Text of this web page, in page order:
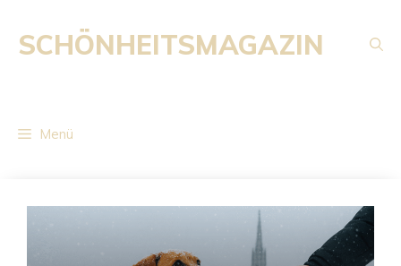
Inhalt
springen
SCHÖNHEITSMAGAZIN
Menü